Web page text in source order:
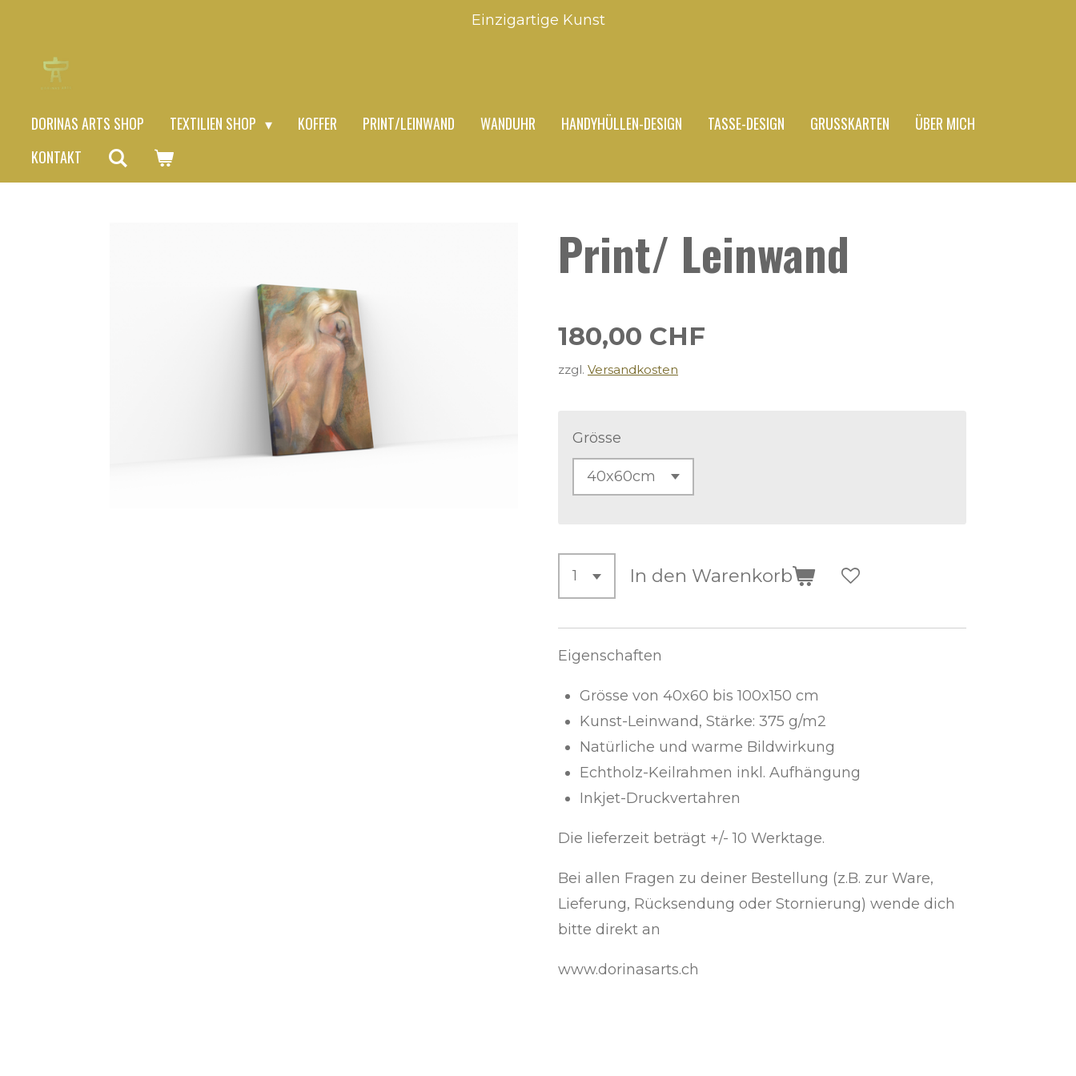
springen
Einzigartige Kunst
DORINAS ARTS SHOP TEXTILIEN SHOP KOFFER PRINT/LEINWAND WANDUHR HANDYHÜLLEN-DESIGN TASSE-DESIGN GRUSSKARTEN
ÜBER MICH
KONTAKT
Print/ Leinwand
180,00 CHF
zzgl. Versandkosten
Grösse
In den Warenkorb
Eigenschaften
Grösse von 40x60 bis 100x150 cm
Kunst-Leinwand, Stärke: 375 g/m2
Natürliche und warme Bildwirkung
Echtholz-Keilrahmen inkl. Aufhängung
Inkjet-Druckvertahren
Die lieferzeit beträgt +/- 10 Werktage.
Bei allen Fragen zu deiner Bestellung (z.B. zur Ware,
Lieferung, Rücksendung oder Stornierung) wende dich
bitte direkt an
www.dorinasarts.ch